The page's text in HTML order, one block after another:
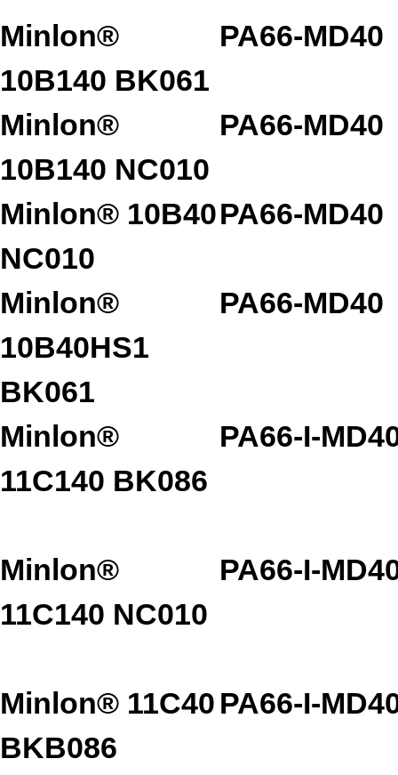
Minlon®
10B140 BK061
PA66-MD40
Minlon®
10B140 NC010
PA66-MD40
Minlon® 10B40
NC010
PA66-MD40
Minlon®
10B40HS1
BK061
PA66-MD40
Minlon®
11C140 BK086
PA66-I-
Minlon®
11C140 NC010
PA66-I-
Minlon® 11C40
BKB086
PA66-I-